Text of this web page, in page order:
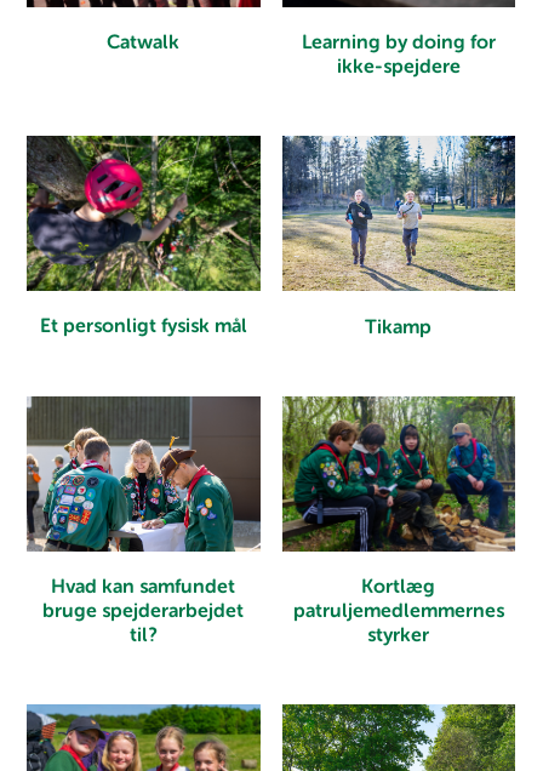
Catwalk
Learning by doing for
ikke-spejdere
Et personligt fysisk mål Tikamp
Hvad kan samfundet
bruge spejderarbejdet
til?
Kortlæg
patruljemedlemmernes
styrker